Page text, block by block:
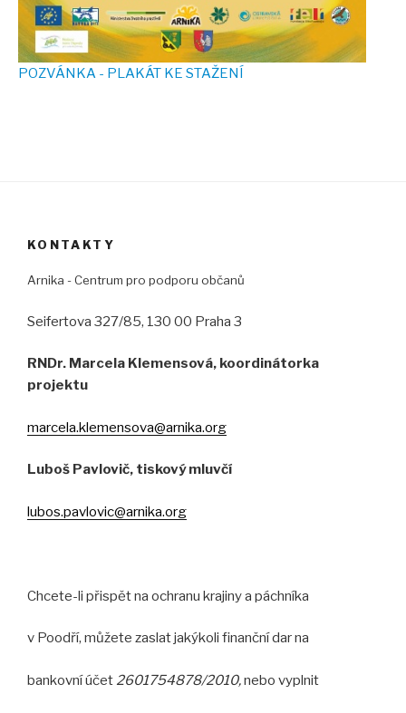
POZVÁNKA - PLAKÁT KE STAŽENÍ
KONTAKTY
Arnika - Centrum pro podporu občanů
Seifertova 327/85, 130 00 Praha 3
RNDr. Marcela Klemensová, koordinátorka
projektu
marcela.klemensova@arnika.org
Luboš Pavlovič, tiskový mluvčí
lubos.pavlovic@arnika.org
Chcete-li přispět na ochranu krajiny a páchníka
v Poodří, můžete zaslat jakýkoli finanční dar na
bankovní účet2601754878/2010,nebo vyplnit